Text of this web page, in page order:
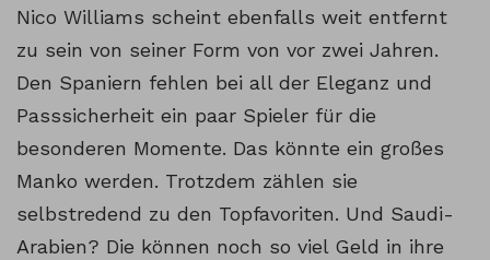
Nico Williams scheint ebenfalls weit entfernt
zu sein von seiner Form von vor zwei Jahren.
Den Spaniern fehlen bei all der Eleganz und
Passsicherheit ein paar Spieler für die
besonderen Momente. Das könnte ein großes
Manko werden. Trotzdem zählen sie
selbstredend zu den Topfavoriten. Und Saudi-
Arabien? Die können noch so viel Geld in ihre